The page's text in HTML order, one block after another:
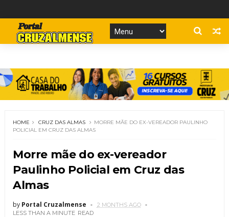
HOME CRUZ DAS ALMAS
MORRE MÃE DO EX-VEREADOR PAULINHO
POLICIAL EM CRUZ DAS ALMAS
Morre mãe do ex-vereador
Paulinho Policial em Cruz das
Almas
by Portal Cruzalmense
2 MONTHS AGO
LESS THAN A MINUTE READ